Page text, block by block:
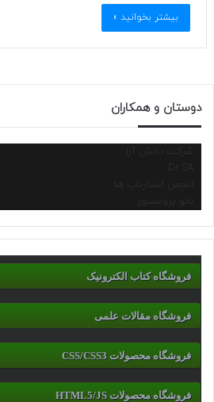
بیشتر بخوانید »
دوستان و همکاران
شرکت دانش آرا
انجمن استارتاپ ها
نانو پروسسور
فروشگاه کتاب الکترونیک
فروشگاه مقالات علمی
فروشگاه محصولات CSS/CSS3
فروشگاه محصولات HTML5/JS